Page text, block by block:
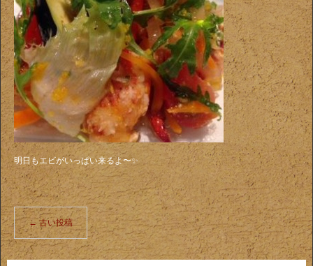
明日もエビがいっぱい来るよ〜✨
← 古い投稿